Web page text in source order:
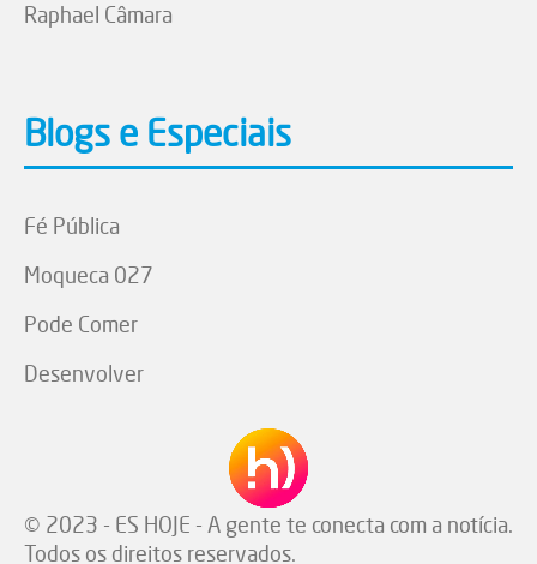
Raphael Câmara
Blogs e Especiais
Fé Pública
Moqueca 027
Pode Comer
Desenvolver
© 2023 - ES HOJE - A gente te conecta com a notícia.
Todos os direitos reservados.